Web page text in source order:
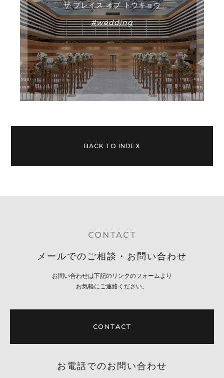
ザ プレイス オブ トウキョウ
#wedding
BACK TO INDEX
CONTACT
メールでのご相談・お問い合わせ
お問い合わせは下記のリンクのフォームより
お気軽にご連絡ください。
CONTACT
お電話でのお問い合わせ